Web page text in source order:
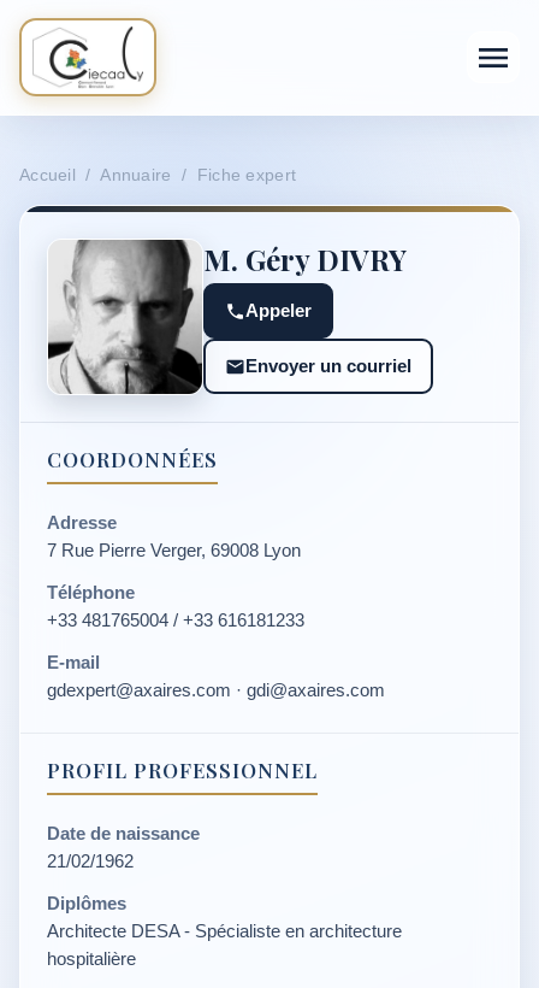
Accueil / Annuaire / Fiche expert
M. Géry DIVRY
Appeler
Envoyer un courriel
COORDONNÉES
Adresse
7 Rue Pierre Verger, 69008 Lyon
Téléphone
+33 481765004 / +33 616181233
E-mail
gdexpert@axaires.com · gdi@axaires.com
PROFIL PROFESSIONNEL
Date de naissance
21/02/1962
Diplômes
Architecte DESA - Spécialiste en architecture
hospitalière